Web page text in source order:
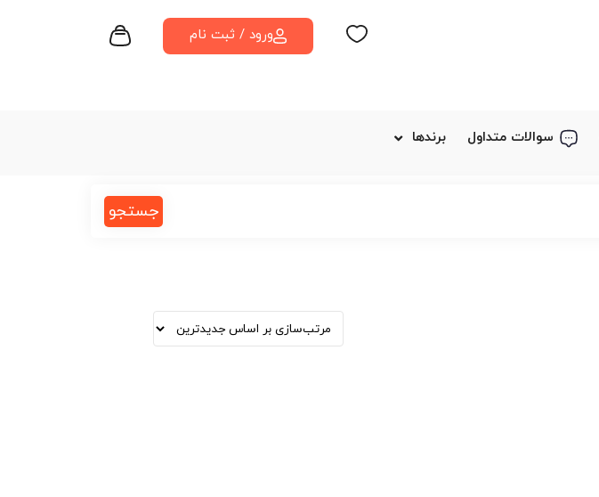
ورود / ثبت نام
سوالات متداول برندها
جستجو